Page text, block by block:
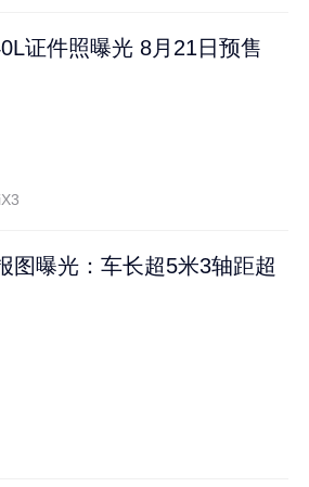
证件照曝光 8月21日预售
图曝光：车长超5米3轴距超